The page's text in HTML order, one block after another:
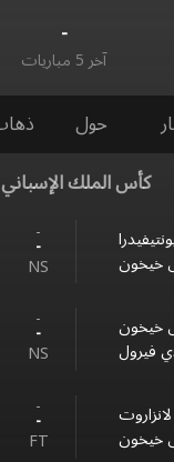
-
آخر 5 مباريات
حول
كأس الملك الإسباني
--
NS خيخون
--
NS
خيخون
فيرول
--
FT
لانزاروت
خيخون